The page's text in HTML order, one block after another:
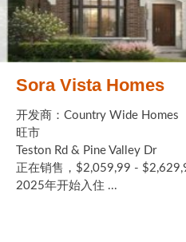
Sora Vista Homes
开发商：Country Wide Homes
旺市
Teston Rd & Pine Valley Dr
正在销售，$2,059,99 -
2025年开始入住 ...